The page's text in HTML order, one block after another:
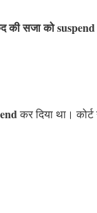
की सजा को suspend
कर दिया था।